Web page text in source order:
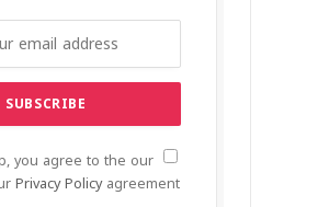
you agree to the our
Privacy Policyagreement.